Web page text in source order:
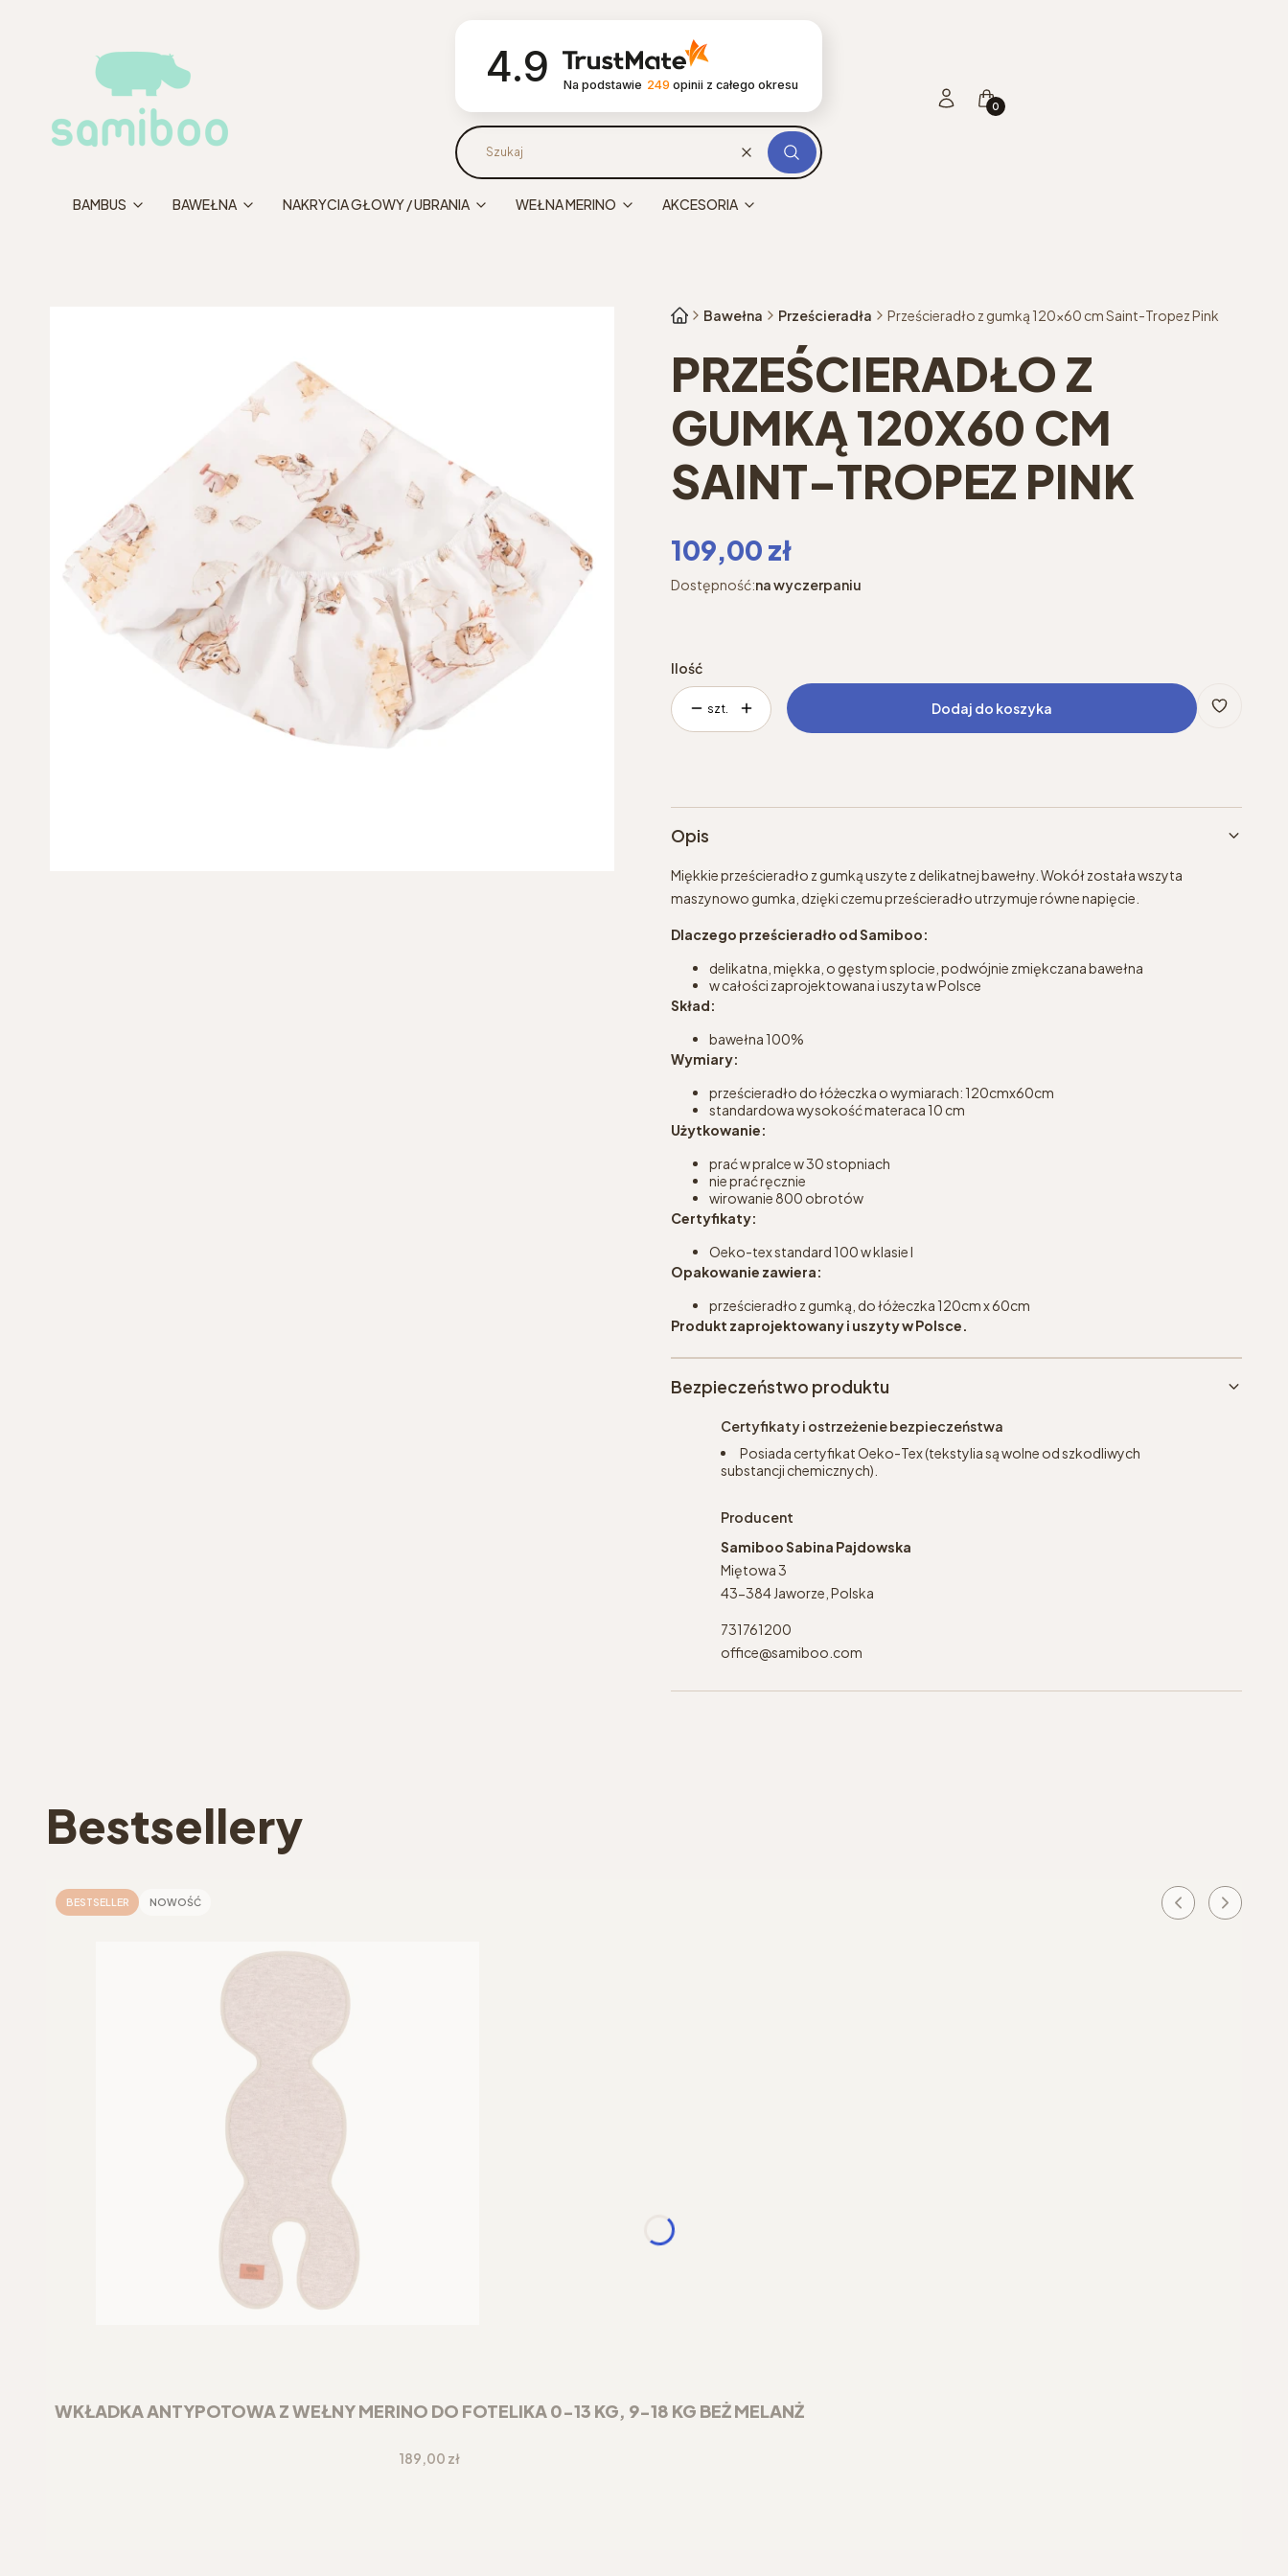
4.9 Na podstawie 249 opinii z całego okresu
WyczyśćSzukaj
Zaloguj sięProdukty w koszyku: 0. Zobacz szczegóły
Koszyk
BAMBUS BAWEŁNA NAKRYCIA GŁOWY / UBRANIA WEŁNA MERINO AKCESORIA
Bawełna Prześcieradła Prześcieradło z gumką 120x60 cm Saint-Tropez Pink
PRZEŚCIERADŁO Z
GUMKĄ 120X60 CM
SAINT-TROPEZ PINK
Cena
109,00 zł
Dostępność:na wyczerpaniu
Ilość
szt. Dodaj do koszyka
Opis
Miękkie prześcieradło z gumką uszyte z delikatnej bawełny. Wokół została wszyta
maszynowo gumka, dzięki czemu prześcieradło utrzymuje równe napięcie.
Dlaczego prześcieradło od Samiboo:
delikatna, miękka, o gęstym splocie, podwójnie zmiękczana bawełna
w całości zaprojektowana i uszyta w Polsce
Skład:
bawełna 100%
Wymiary:
prześcieradło do łóżeczka o wymiarach: 120cmx60cm
standardowa wysokość materaca 10 cm
Użytkowanie:
prać w pralce w 30 stopniach
nie prać ręcznie
wirowanie 800 obrotów
Certyfikaty:
Oeko-tex standard 100 w klasie I
Opakowanie zawiera:
prześcieradło z gumką, do łóżeczka 120cm x 60cm
Produkt zaprojektowany i uszyty w Polsce.
Bezpieczeństwo produktu
Certyfikaty i ostrzeżenie bezpieczeństwa
Posiada certyfikat Oeko-Tex (tekstylia są wolne od szkodliwych
substancji chemicznych).
Producent
Samiboo Sabina Pajdowska
Miętowa 3
43-384 Jaworze, Polska
731761200
office@samiboo.com
Bestsellery
BESTSELLER NOWOŚĆ
WKŁADKA ANTYPOTOWA Z WEŁNY MERINO DO FOTELIKA 0-13 KG, 9-18 KG BEŻ MELANŻ
Cena
189,00 zł